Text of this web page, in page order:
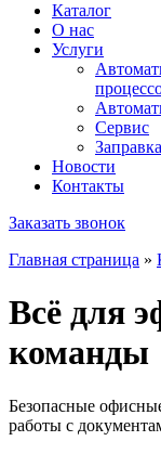
Каталог
О нас
Услуги
Сервис
Новости
Контакты
Заказать звонок
Главная страница »
Всё для
команды
Безопасные
работы с